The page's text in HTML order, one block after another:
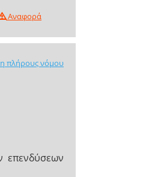
Αναφορά
πλήρους νόμου
επενδύσεων